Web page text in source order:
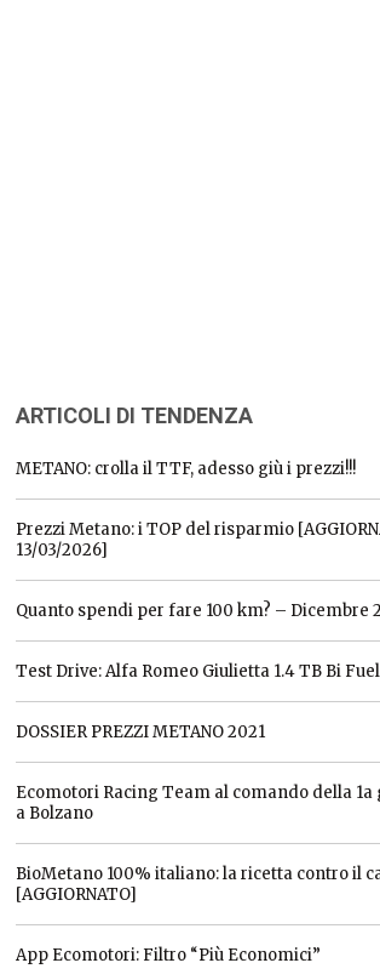
ARTICOLI DI TENDENZA
METANO: crolla il TTF, adesso giù i prezzi!!!
Prezzi Metano: i TOP del risparmio
13/03/2026]
Quanto spendi per fare 100 km? – Dicembre
Test Drive: Alfa Romeo Giulietta 1.4 TB Bi
DOSSIER PREZZI METANO 2021
Ecomotori Racing Team al comando della
a Bolzano
BioMetano 100% italiano: la ricetta contro il
[AGGIORNATO]
App Ecomotori: Filtro “Più Economici”